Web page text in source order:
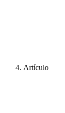
Artículo